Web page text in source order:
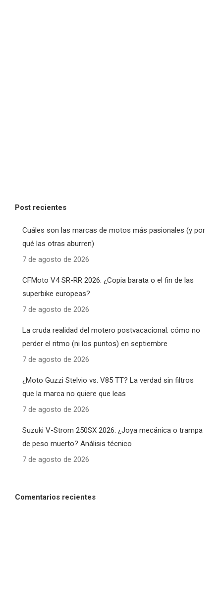
Post recientes
Cuáles son las marcas de motos más pasionales (y por
qué las otras aburren)
7 de agosto de 2026
CFMoto V4 SR-RR 2026: ¿Copia barata o el fin de las
superbike europeas?
7 de agosto de 2026
La cruda realidad del motero postvacacional: cómo no
perder el ritmo (ni los puntos) en septiembre
7 de agosto de 2026
¿Moto Guzzi Stelvio vs. V85 TT? La verdad sin filtros
que la marca no quiere que leas
7 de agosto de 2026
Suzuki V-Strom 250SX 2026: ¿Joya mecánica o trampa
de peso muerto? Análisis técnico
7 de agosto de 2026
Comentarios recientes